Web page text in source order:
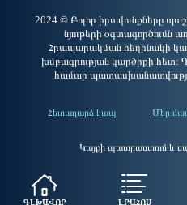
ԳԼԽԱՎՈՐ ԼՐԱՀՈՍ
2024 © Բոլոր իրավունքները
նյութերի օգտագործումն
Հրապարակման հեղինակի
խմբագրության կարծիքի հետ:
համար
Հետադարձ կապ Մեր
Կայքի պատրաստում և